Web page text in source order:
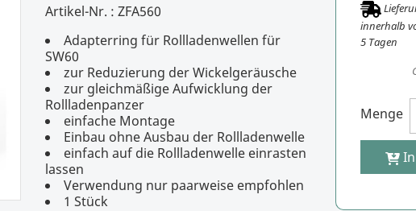
Artikel-Nr. :ZFA560
Adapterring für Rollladenwellen für
SW60
zur Reduzierung der Wickelgeräusche
zur gleichmäßige Aufwicklung der
Rollladenpanzer
einfache Montage
Einbau ohne Ausbau der Rollladenwelle
einfach auf die Rollladenwelle einrasten
lassen
Verwendung nur paarweise empfohlen
1 Stück
innerhalb
5Tagen
Menge